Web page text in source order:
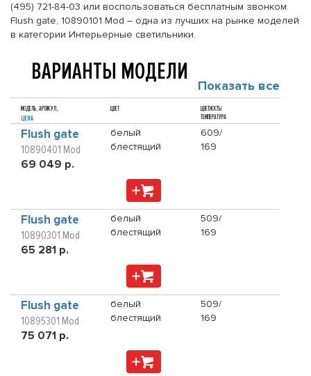
(495) 721-84-03 или воспользоваться бесплатным звонком.
Flush gate, 10890101 Mod – одна из лучших на рынке моделей
в категории Интерьерные светильники.
ВАРИАНТЫ МОДЕЛИ Показать все
МОДЕЛЬ, АРТИКУЛ,
ЦЕНА
ЦВЕТ
ЦВЕТНОСТЬ/
ТЕМПЕРАТУРА
Flush gate
10890401 Mod
69 049 р.
белый
блестящий
609/
169
Flush gate
10890301 Mod
65 281 р.
белый
блестящий
509/
169
Flush gate
10895301 Mod
75 071 р.
белый
блестящий
509/
169